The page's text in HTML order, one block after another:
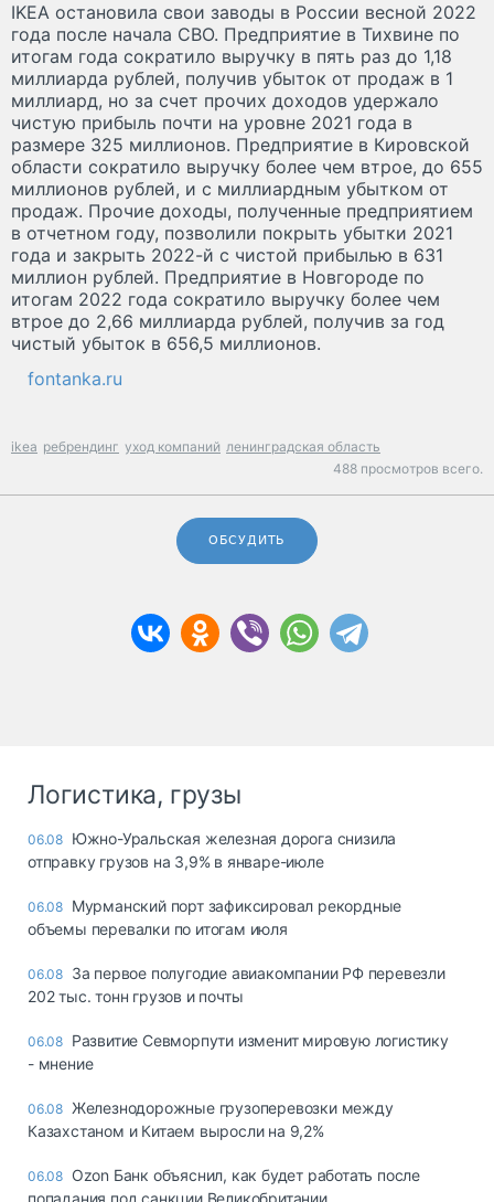
IKEA остановила свои заводы в России весной 2022
года после начала СВО. Предприятие в Тихвине по
итогам года сократило выручку в пять раз до 1,18
миллиарда рублей, получив убыток от продаж в 1
миллиард, но за счет прочих доходов удержало
чистую прибыль почти на уровне 2021 года в
размере 325 миллионов. Предприятие в Кировской
области сократило выручку более чем втрое, до 655
миллионов рублей, и с миллиардным убытком от
продаж. Прочие доходы, полученные предприятием
в отчетном году, позволили покрыть убытки 2021
года и закрыть 2022-й с чистой прибылью в 631
миллион рублей. Предприятие в Новгороде по
итогам 2022 года сократило выручку более чем
втрое до 2,66 миллиарда рублей, получив за год
чистый убыток в 656,5 миллионов.
fontanka.ru
ikea ребрендинг уход компаний ленинградская область
488 просмотров всего.
ОБСУДИТЬ
Логистика, грузы
06.08 Южно-Уральская железная дорога снизила
отправку грузов на 3,9% в январе-июле
06.08 Мурманский порт зафиксировал рекордные
объемы перевалки по итогам июля
06.08 За первое полугодие авиакомпании РФ перевезли
202 тыс. тонн грузов и почты
06.08 Развитие Севморпути изменит мировую логистику
- мнение
06.08 Железнодорожные грузоперевозки между
Казахстаном и Китаем выросли на 9,2%
06.08 Ozon Банк объяснил, как будет работать после
попадания под санкции Великобритании